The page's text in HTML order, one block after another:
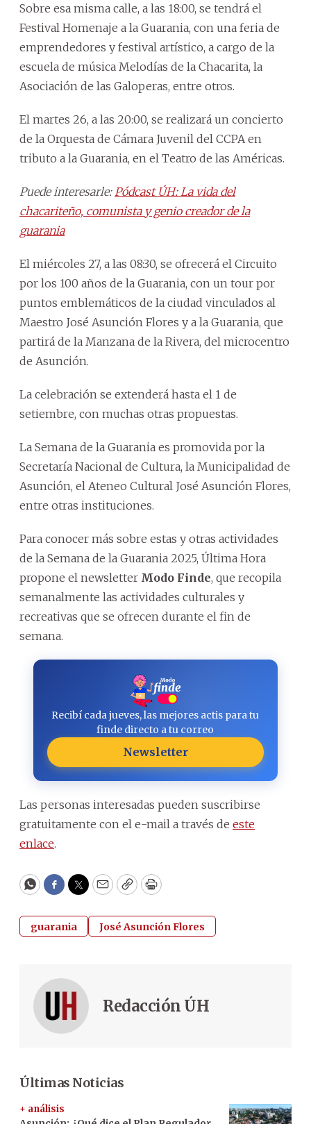
Sobre esa misma calle, a las 18:00, se tendrá el
Festival Homenaje a la Guarania, con una feria de
emprendedores y festival artístico, a cargo de la
escuela de música Melodías de la Chacarita, la
Asociación de las Galoperas, entre otros.
El martes 26, a las 20:00, se realizará un concierto
de la Orquesta de Cámara Juvenil del CCPA en
tributo a la Guarania, en el Teatro de las Américas.
Puede interesarle: Pódcast ÚH: La vida del
chacariteño, comunista y genio creador de la
guarania
El miércoles 27, a las 08:30, se ofrecerá el Circuito
por los 100 años de la Guarania, con un tour por
puntos emblemáticos de la ciudad vinculados al
Maestro José Asunción Flores y a la Guarania, que
partirá de la Manzana de la Rivera, del microcentro
de Asunción.
La celebración se extenderá hasta el 1 de
setiembre, con muchas otras propuestas.
La Semana de la Guarania es promovida por la
Secretaría Nacional de Cultura, la Municipalidad de
Asunción, el Ateneo Cultural José Asunción Flores,
entre otras instituciones.
Para conocer más sobre estas y otras actividades
de la Semana de la Guarania 2025, Última Hora
propone el newsletter Modo Finde, que recopila
semanalmente las actividades culturales y
recreativas que se ofrecen durante el fin de
semana.
Recibí cada jueves, las mejores actis para tu
finde directo a tu correo
Newsletter
Las personas interesadas pueden suscribirse
gratuitamente con el e-mail a través de este
enlace.
WhatsApp
Facebook
Twitter
EmailCopyPrint
guarania José Asunción Flores
Redacción ÚH
Últimas Noticias
+ análisis